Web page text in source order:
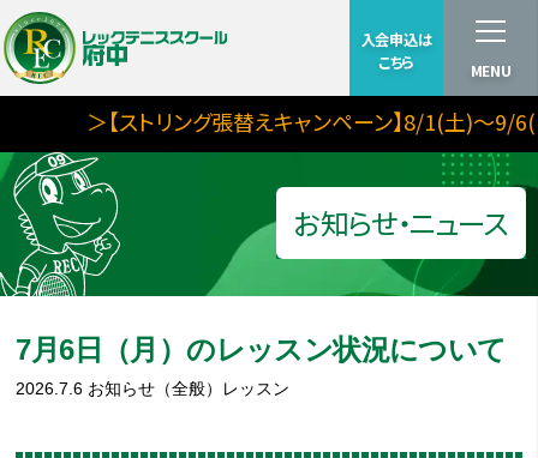
入会申込は
こちら
MENU
＞【ストリング張替えキャンペーン】8/1(土)～9/6(
お知らせ・ニュース
7月6日（月）のレッスン状況について
2026.7.6 お知らせ（全般） レッスン